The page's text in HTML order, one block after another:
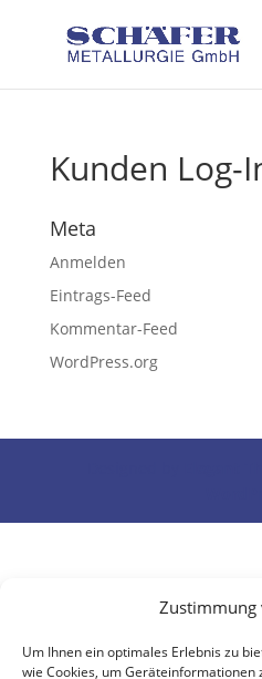
Zustimmung
Um Ihnen ein optimales Erlebnis zu
wie Cookies, um
Kunden Log-
Meta
Anmelden
Eintrags-Feed
Kommentar-Feed
WordPress.org